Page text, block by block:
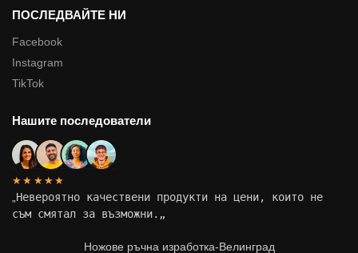
ПОСЛЕДВАЙТЕ НИ
Facebook
Instagram
TikTok
Нашите последователи
★★★★★
„Невероятно качествени продукти на цени, които не
съм смятал за възможни. „
Ножове ръчна изработка-Велинград